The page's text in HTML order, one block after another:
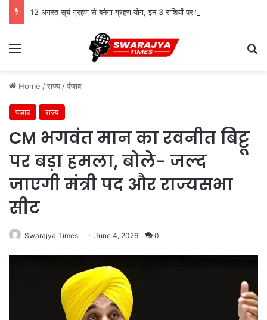
12 अगस्त सूर्य ग्रहण से बनेगा ग्रहण योग, इन 3 राशियों पर संकट
Menu
Home /राज्य /पंजाब
पंजाब राज्य
CM भगवंत मान का रवनीत बिट्टू
पर बड़ा हमला, बोले- जल्द
जाएगी मंत्री पद और राज्यसभा
सीट
Swarajya Times June 4, 2026 0